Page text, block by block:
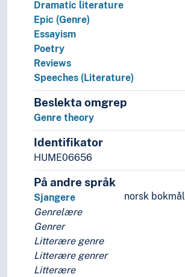
Dramatic literature
Epic (Genre)
Essayism
Poetry
Reviews
Speeches (Literature)
Beslekta omgrep
Genre theory
Identifikator
HUME06656
På andre språk
norsk bokmål
Sjangere
Genrelære
Genrer
Litterære genre
Litterære genrer
Litterære